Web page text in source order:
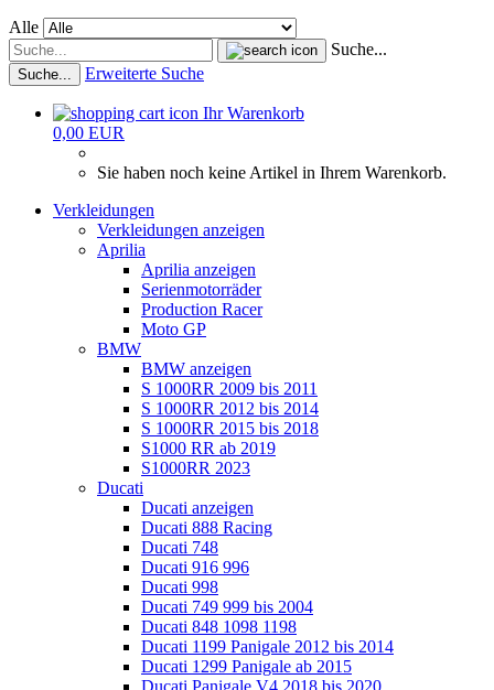
Alle
Suche...
Suche... Erweiterte Suche
Ihr Warenkorb
0,00 EUR
Sie haben noch keine Artikel in Ihrem Warenkorb.
Verkleidungen
Verkleidungen anzeigen
Aprilia
Aprilia anzeigen
Serienmotorräder
Production Racer
Moto GP
BMW
BMW anzeigen
S 1000RR 2009 bis 2011
S 1000RR 2012 bis 2014
S 1000RR 2015 bis 2018
S1000 RR ab 2019
S1000RR 2023
Ducati
Ducati anzeigen
Ducati 888 Racing
Ducati 748
Ducati 916 996
Ducati 998
Ducati 749 999 bis 2004
Ducati 848 1098 1198
Ducati 1199 Panigale 2012 bis 2014
Ducati 1299 Panigale ab 2015
Ducati Panigale V4 2018 bis 2020